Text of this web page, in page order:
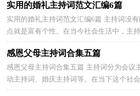
实用的婚礼主持词范文汇编6篇
实用的婚礼主持词范文汇编6篇 主持词没
点就是富有个性。在当今社会生活中，主
相信写主持词是一个让许多人都头痛的问
感恩父母主持词合集五篇
感恩父母主持词合集五篇 主持词分为会议
动主持词、婚庆主持词等。在当下这个社
都要用到主持人，好的主持词是什么样的